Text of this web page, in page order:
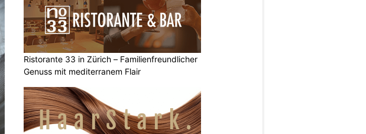
Ristorante 33 in Zürich – Familienfreundlicher
Genuss mit mediterranem Flair